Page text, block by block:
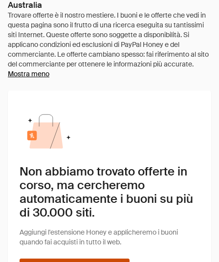
Australia
Mostra meno
Non abbiamo trovato offerte in
corso, ma cercheremo
automaticamente i buoni su più
di 30.000 siti.
Aggiungi l'estensione Honey e applicheremo i buoni
quando fai acquisti in tutto il web.